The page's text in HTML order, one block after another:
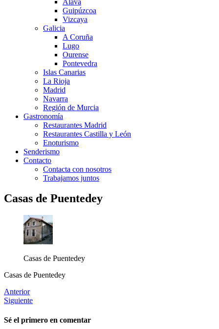
Guipúzcoa
Vizcaya
Galicia
A Coruña
Lugo
Ourense
Pontevedra
Islas Canarias
La Rioja
Madrid
Navarra
Región de Murcia
Gastronomía
Restaurantes Madrid
Restaurantes Castilla y León
Enoturismo
Senderismo
Contacto
Contacta con nosotros
Trabajamos juntos
Casas de Puentedey
Casas de Puentedey
Casas de Puentedey
Anterior
Siguiente
Sé el primero en comentar